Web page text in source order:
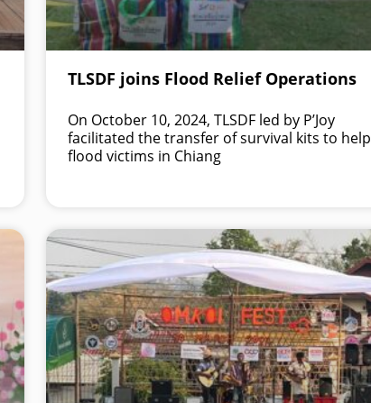
TLSDF joins Flood Relief Operations
On October 10, 2024, TLSDF led by P’Joy
facilitated the transfer of survival kits to help
flood victims in Chiang